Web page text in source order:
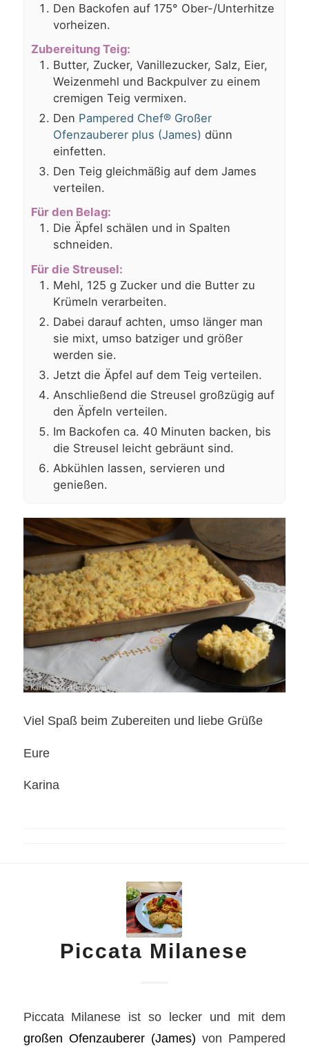
Den Backofen auf 175° Ober-/Unterhitze
vorheizen.
Zubereitung Teig:
Butter, Zucker, Vanillezucker, Salz, Eier,
Weizenmehl und Backpulver zu einem
cremigen Teig vermixen.
Den Pampered Chef® Großer
Ofenzauberer plus (James) dünn
einfetten.
Den Teig gleichmäßig auf dem James
verteilen.
Für den Belag:
Die Äpfel schälen und in Spalten
schneiden.
Für die Streusel:
Mehl, 125 g Zucker und die Butter zu
Krümeln verarbeiten.
Dabei darauf achten, umso länger man
sie mixt, umso batziger und größer
werden sie.
Jetzt die Äpfel auf dem Teig verteilen.
Anschließend die Streusel großzügig auf
den Äpfeln verteilen.
Im Backofen ca. 40 Minuten backen, bis
die Streusel leicht gebräunt sind.
Abkühlen lassen, servieren und
genießen.
Viel Spaß beim Zubereiten und liebe Grüße
Eure
Karina
Piccata Milanese
Piccata Milanese ist so lecker und mit dem
großen Ofenzauberer (James) von Pampered